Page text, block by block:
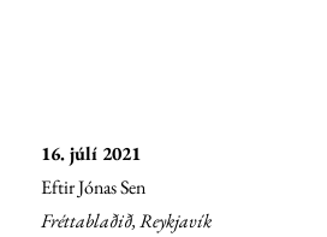
16. júlí 2021
Eftir Jónas Sen
Fréttablaðið, Reykjavík